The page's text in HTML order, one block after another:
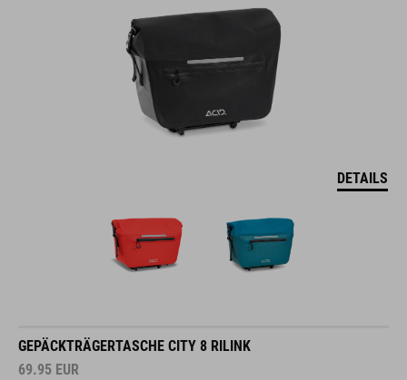
DETAILS
GEPÄCKTRÄGERTASCHE CITY 8 RILINK
69.95 EUR